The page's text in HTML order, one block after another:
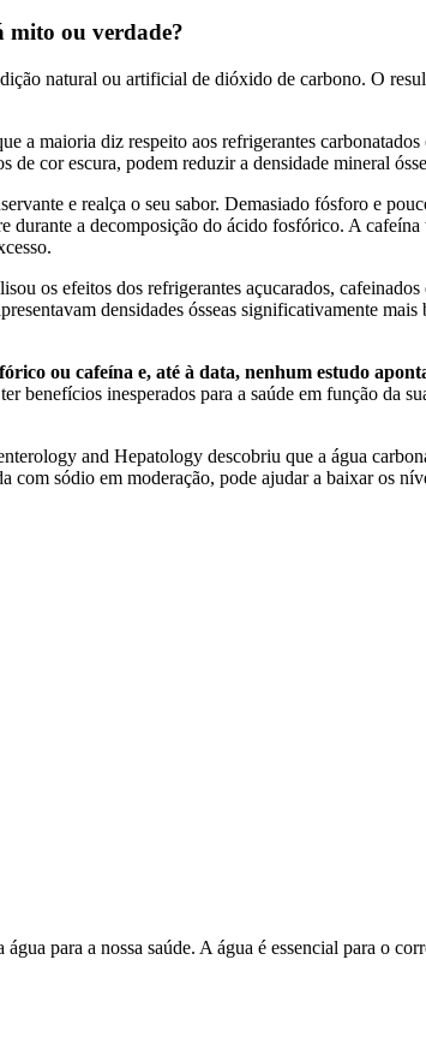
mito ou verdade?
natural ou artificial de dióxido de carbono. O
a maioria diz respeito aos refrigerantes
cor escura, podem reduzir a densidade mineral
e realça o seu sabor. Demasiado fósforo e
durante a decomposição do ácido fosfórico. A
os efeitos dos refrigerantes açucarados, cafeinados
densidades ósseas significativamente
ou cafeína e, até à data, nenhum estudo
benefícios inesperados para a saúde em função da
and Hepatology descobriu que a água
sódio em moderação, pode ajudar a baixar os
para a nossa saúde. A água é essencial para o